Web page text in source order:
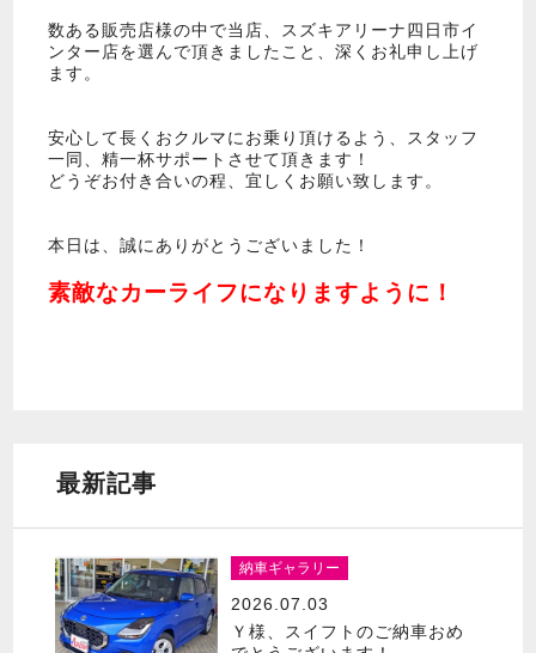
数ある販売店様の中で当店、スズキアリーナ四日市イ
ンター店を選んで頂きましたこと、深くお礼申し上げ
ます。
安心して長くおクルマにお乗り頂けるよう、スタッフ
一同、精一杯サポートさせて頂きます！
どうぞお付き合いの程、宜しくお願い致します。
本日は、誠にありがとうございました！
素敵なカーライフになりますように！
最新記事
納車ギャラリー
2026.07.03
Ｙ様、スイフトのご納車おめ